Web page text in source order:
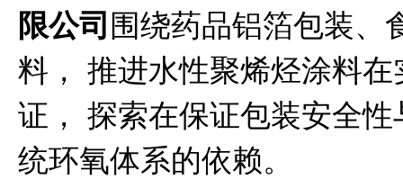
限公司 围绕药品铝箔包装、
料， 推进水性聚烯烃涂料
证， 探索在保证包装安全
统环氧体系的依赖。